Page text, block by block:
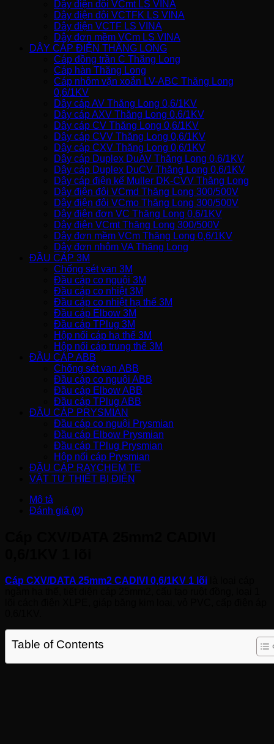
Dây điện đôi VCmt LS VINA
Dây điện đôi VCTFK LS VINA
Dây điện VCTF LS VINA
Dây đơn mềm VCm LS VINA
DÂY CÁP ĐIỆN THĂNG LONG
Cáp đồng trần C Thăng Long
Cáp hàn Thăng Long
Cáp nhôm vặn xoắn LV-ABC Thăng Long
0,6/1KV
Dây cáp AV Thăng Long 0,6/1KV
Dây cáp AXV Thăng Long 0,6/1KV
Dây cáp CV Thăng Long 0,6/1KV
Dây cáp CVV Thăng Long 0,6/1KV
Dây cáp CXV Thăng Long 0,6/1KV
Dây cáp Duplex DuAV Thăng Long 0,6/1KV
Dây cáp Duplex DuCV Thăng Long 0,6/1KV
Dây cáp điện kế Muller DK-CVV Thăng Long
Dây điện đôi VCmd Thăng Long 300/500V
Dây điện đôi VCmo Thăng Long 300/500V
Dây điện đơn VC Thăng Long 0,6/1KV
Dây điện VCmt Thăng Long 300/500V
Dây đơn mềm VCm Thăng Long 0,6/1KV
Dây đơn nhôm VA Thăng Long
ĐẦU CÁP 3M
Chống sét van 3M
Đầu cáp co nguội 3M
Đầu cáp co nhiệt 3M
Đầu cáp co nhiệt hạ thế 3M
Đầu cáp Elbow 3M
Đầu cáp TPlug 3M
Hộp nối cáp hạ thế 3M
Hộp nối cáp trung thế 3M
ĐẦU CÁP ABB
Chống sét van ABB
Đầu cáp co nguội ABB
Đầu cáp Elbow ABB
Đầu cáp TPlug ABB
ĐẦU CÁP PRYSMIAN
Đầu cáp co nguội Prysmian
Đầu cáp Elbow Prysmian
Đầu cáp TPlug Prysmian
Hộp nối cáp Prysmian
ĐẦU CÁP RAYCHEM TE
VẬT TƯ THIẾT BỊ ĐIỆN
Mô tả
Đánh giá (0)
Cáp CXV/DATA 25mm2 CADIVI 0,6/1KV 1 lõi
Table of Contents